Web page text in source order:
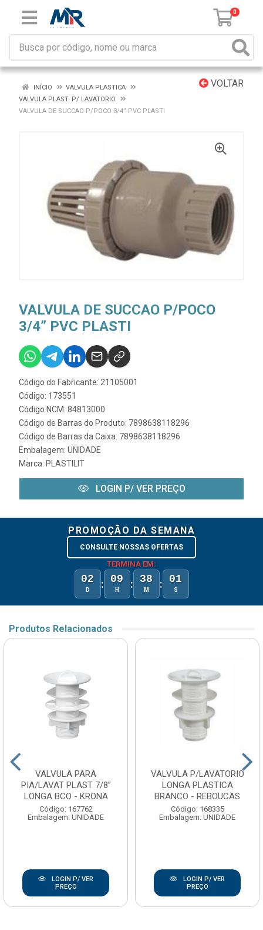
0
VOLTAR
INÍCIO
VALVULA PLASTICA
VALVULA PLAST. P/ LAVATORIO
VALVULA DE SUCCAO P/POCO 3/4” PVC PLASTI
VALVULA DE SUCCAO P/POCO
3/4” PVC PLASTI
Código do Fabricante: 21105001
Código: 173551
Código NCM: 84813000
Código de Barras do Produto: 7898638118296
Código de Barras da Caixa: 7898638118296
Embalagem: UNIDADE
Marca: PLASTILIT
LOGIN P/ VER PREÇO
PROMOÇÃO DA SEMANA
CONSULTE NOSSAS OFERTAS
TERMINA EM:
02
D : 09
H : 38
M : 01
S
Produtos Relacionados
VALVULA PARA
PIA/LAVAT PLAST 7/8”
LONGA BCO - KRONA
Código: 167762
Embalagem: UNIDADE
LOGIN P/ VER
PREÇO
VALVULA P/LAVATORIO
LONGA PLASTICA
BRANCO - REBOUCAS
Código: 168335
Embalagem: UNIDADE
LOGIN P/ VER
PREÇO